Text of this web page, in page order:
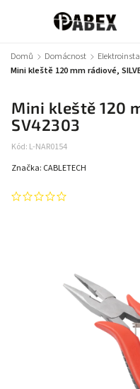
Domů / Domácnost /
Mini kleště 120 mm rádiové,
Mini kleště 120
SV42303
Kód: L-NAR0154
Značka: CABLETECH